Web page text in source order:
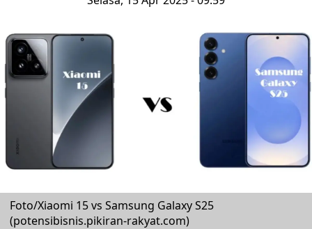
Foto/Xiaomi 15 vs Samsung Galaxy S25
(potensibisnis.pikiran-rakyat.com)